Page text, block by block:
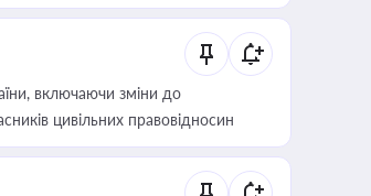
включаючи зміни до
цивільних правовідносин